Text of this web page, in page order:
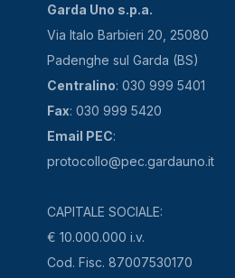
Garda Uno s.p.a.
Via Italo Barbieri 20, 25080
Padenghe sul Garda (BS)
Centralino: 030 999 5401
Fax: 030 999 5420
Email PEC:
protocollo@pec.gardauno.it
CAPITALE SOCIALE:
€ 10.000.000 i.v.
Cod. Fisc. 87007530170